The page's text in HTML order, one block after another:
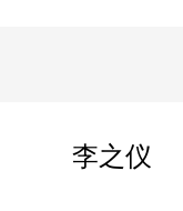
李之仪